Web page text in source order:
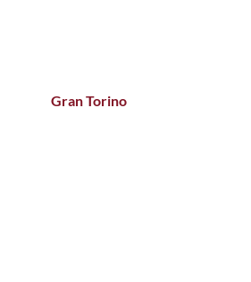
Gran Torino